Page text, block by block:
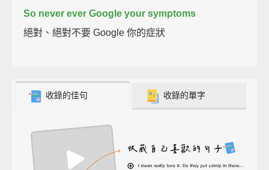
So never ever Google your symptoms
絕對、絕對不要 Google 你的症狀
收錄的佳句 收錄的單字